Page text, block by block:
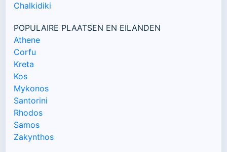
Chalkidiki
POPULAIRE PLAATSEN EN EILANDEN
Athene
Corfu
Kreta
Kos
Mykonos
Santorini
Rhodos
Samos
Zakynthos